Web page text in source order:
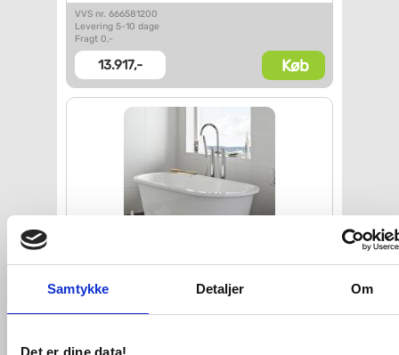
Samtykke Detaljer Om
Det er dine data!
VVS nr. 666581200
Levering 5-10 dage
Fragt 0,-
13.917,- Køb
Hafa Original 1562 fritstående
Levering 2-4 dage